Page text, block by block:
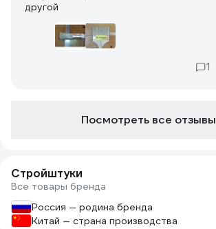
другой
1
Посмотреть все отзывы
Стройштуки
Все товары бренда
Россия — родина бренда
Китай — страна производства